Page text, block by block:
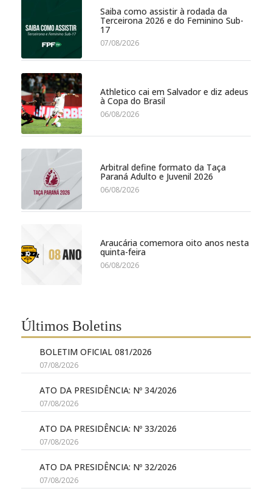
Saiba como assistir à rodada da
Terceirona 2026 e do Feminino Sub-
17
07/08/2026
Athletico cai em Salvador e diz adeus
à Copa do Brasil
06/08/2026
Arbitral define formato da Taça
Paraná Adulto e Juvenil 2026
06/08/2026
Araucária comemora oito anos nesta
quinta-feira
06/08/2026
Últimos Boletins
BOLETIM OFICIAL 081/2026
07/08/2026
ATO DA PRESIDÊNCIA: Nº 34/2026
07/08/2026
ATO DA PRESIDÊNCIA: Nº 33/2026
07/08/2026
ATO DA PRESIDÊNCIA: Nº 32/2026
07/08/2026